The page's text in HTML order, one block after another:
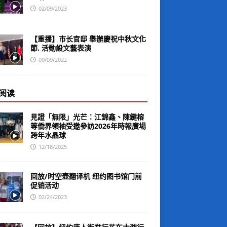
02/09/2023
【重播】市长官邸 舉辦慶祝中秋文化
節. 活動設文藝表演
09/09/2022
读
見證「無限」光芒：江錦鑫、陳鍵榕
等僑界領袖受邀參訪2026年時報廣場
跨年水晶球
12/18/2025
回放/时空壶翻译机 纽约图书馆门前
促销活动
02/24/2023